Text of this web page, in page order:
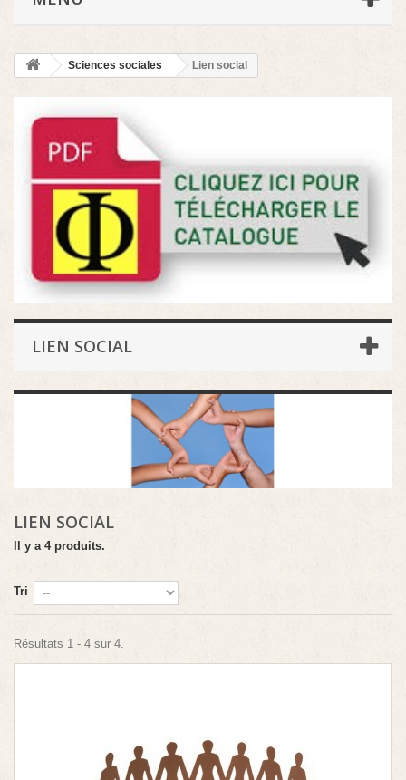
Sciences sociales Lien social
LIEN SOCIAL
LIEN SOCIAL
Il y a 4 produits.
Tri
Résultats 1 - 4 sur 4.